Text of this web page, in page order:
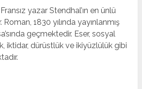
Fransız yazar Stendhal’ın en ünlü
1830 yılında yayınlanmış
geçmektedir. Eser, sosyal
iktidar, dürüstlük ve ikiyüzlülük gibi